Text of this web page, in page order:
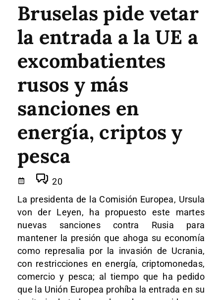
Bruselas pide vetar
la entrada a la UE a
excombatientes
rusos y más
sanciones en
energía, criptos y
pesca
20
La presidenta de la Comisión Europea, Ursula
von der Leyen, ha propuesto este martes
nuevas sanciones contra Rusia para
mantener la presión que ahoga su economía
como represalia por la invasión de Ucrania,
con restricciones en energía, criptomonedas,
comercio y pesca; al tiempo que ha pedido
que la Unión Europea prohíba la entrada en su